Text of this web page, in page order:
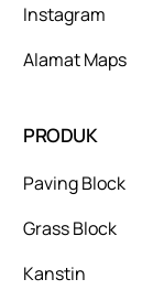
Instagram
Alamat Maps
PRODUK
Paving Block
Grass Block
Kanstin